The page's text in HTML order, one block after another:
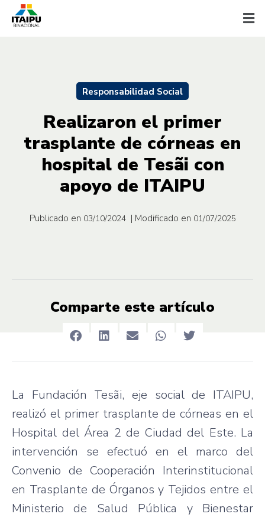
Responsabilidad Social
Realizaron el primer
trasplante de córneas en
hospital de Tesãi con
apoyo de ITAIPU
Publicado en 03/10/2024 | Modificado en 01/07/2025
Comparte este artículo
La Fundación Tesãi, eje social de ITAIPU,
realizó el primer trasplante de córneas en el
Hospital del Área 2 de Ciudad del Este. La
intervención se efectuó en el marco del
Convenio de Cooperación Interinstitucional
en Trasplante de Órganos y Tejidos entre el
Ministerio de Salud Pública y Bienestar